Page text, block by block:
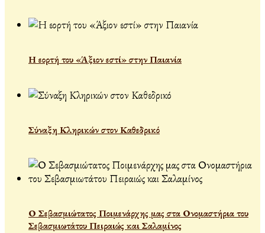
Η εορτή του «Άξιον εστί» στην Παιανία
Σύναξη Κληρικών στον Καθεδρικό
Ο Σεβασμιώτατος Ποιμενάρχης μας στα Ονομαστήρια του
Σεβασμιωτάτου Πειραιώς και Σαλαμίνος